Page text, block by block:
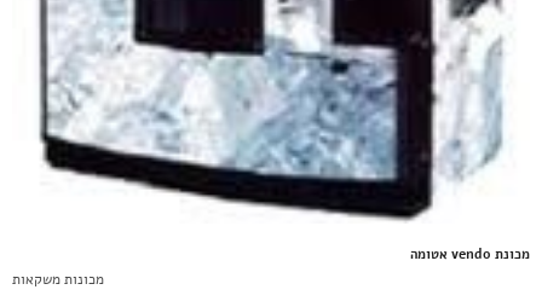
מכונת vendo אטומה
מכונות משקאות